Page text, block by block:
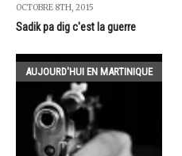
OCTOBRE 8TH, 2015
Sadik pa dig c'est la guerre
AUJOURD'HUI EN MARTINIQUE